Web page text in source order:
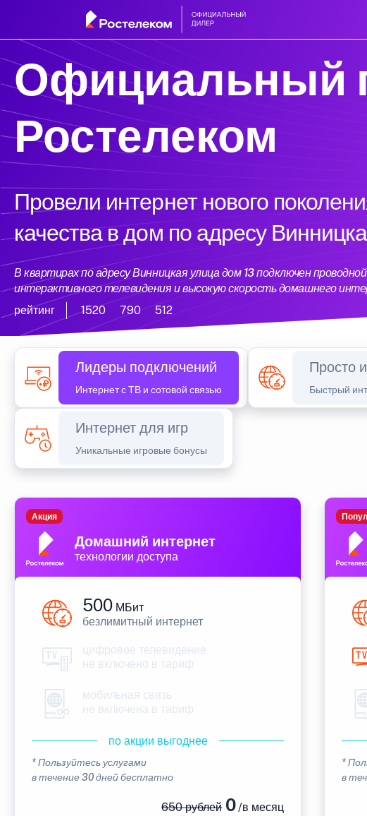
Официальный
Ростелеком
Провели интернет нового
качества в дом по адресу
В квартирах по адресу Винницкая улица дом 13 подключен
интерактивного телевидения и высокую скорость домашнего
рейтинг
1520 790 512
Лидеры подключений
Интернет с ТВ и сотовой связью
Просто
Быстрый
Интернет для игр
Уникальные игровые бонусы
Домашний интернет
технологии доступа
Акция
500 МБит
безлимитный интернет
цифровое телевидение
не включено в тариф
мобильная связь
не включена в тариф
по акции выгоднее
* Пользуйтесь услугами
в течение 30 дней бесплатно
650 рублей0/в месяц
*
в